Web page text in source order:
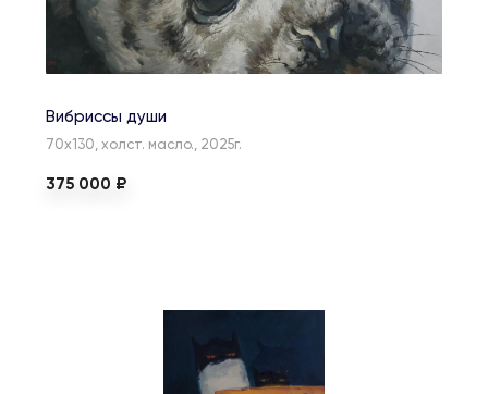
Вибриссы души
70х130, холст. масло., 2025г.
375 000 ₽